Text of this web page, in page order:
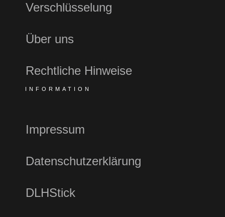
Verschlüsselung
Über uns
Rechtliche Hinweise
INFORMATION
Impressum
Datenschutzerklärung
DLHStick